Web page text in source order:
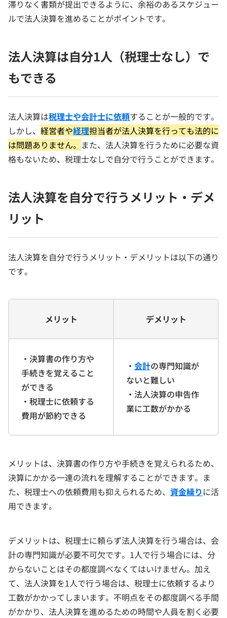
滞りなく書類が提出できるように、余裕のあるスケジュー
ルで法人決算を進めることがポイントです。
法人決算は自分1人（税理士なし）で
もできる
法人決算は税理士や会計士に依頼することが一般的です。
しかし、 経営者や経理担当者が法人決算を行っても法的に
は問題ありません。 また、法人決算を行うために必要な資
格もないため、税理士なしで自分で行うことができます。
法人決算を自分で行うメリット・デメ
リット
法人決算を自分で行うメリット・デメリットは以下の通り
です。
メリット デメリット
・決算書の作り方や
手続きを覚えること
ができる
・税理士に依頼する
費用が節約できる
・ 会計の専門知識が
ないと難しい
・法人決算の申告作
業に工数がかかる
メリットは、決算書の作り方や手続きを覚えられるため、
決算にかかる一連の流れを理解することができます。ま
た、税理士への依頼費用も抑えられるため、 資金繰り に活
用できます。
デメリットは、税理士に頼らず法人決算を行う場合は、会
計の専門知識が必要不可欠です。1人で行う場合には、分
からないことはその都度調べなくてはいけません。加え
て、法人決算を1人で行う場合は、税理士に依頼するより
工数がかかってしまいます。不明点をその都度調べる手間
がかかり、法人決算を進めるための時間や人員を割く必要